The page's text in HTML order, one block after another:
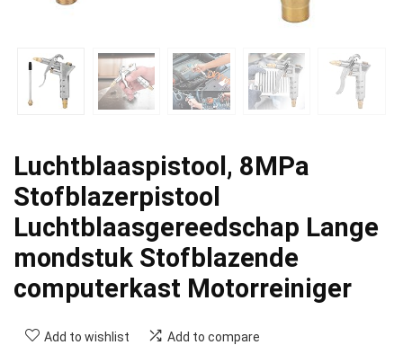
Luchtblaaspistool, 8MPa
Stofblazerpistool
Luchtblaasgereedschap Lange
mondstuk Stofblazende
computerkast Motorreiniger
Add to wishlist Add to compare